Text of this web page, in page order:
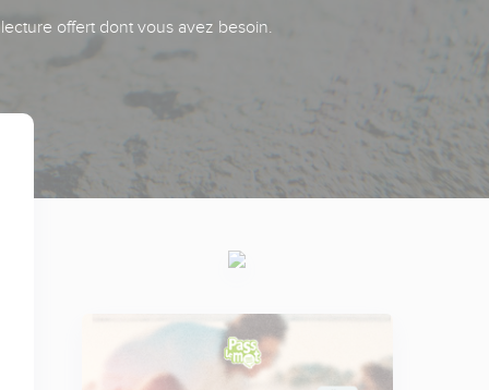
offert dont vous avez besoin.